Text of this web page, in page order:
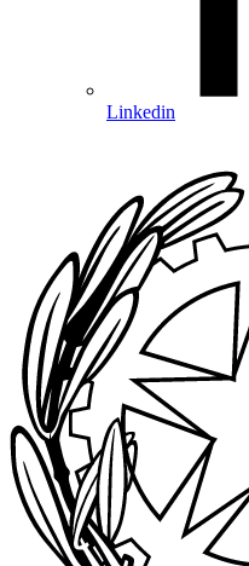
Linkedin